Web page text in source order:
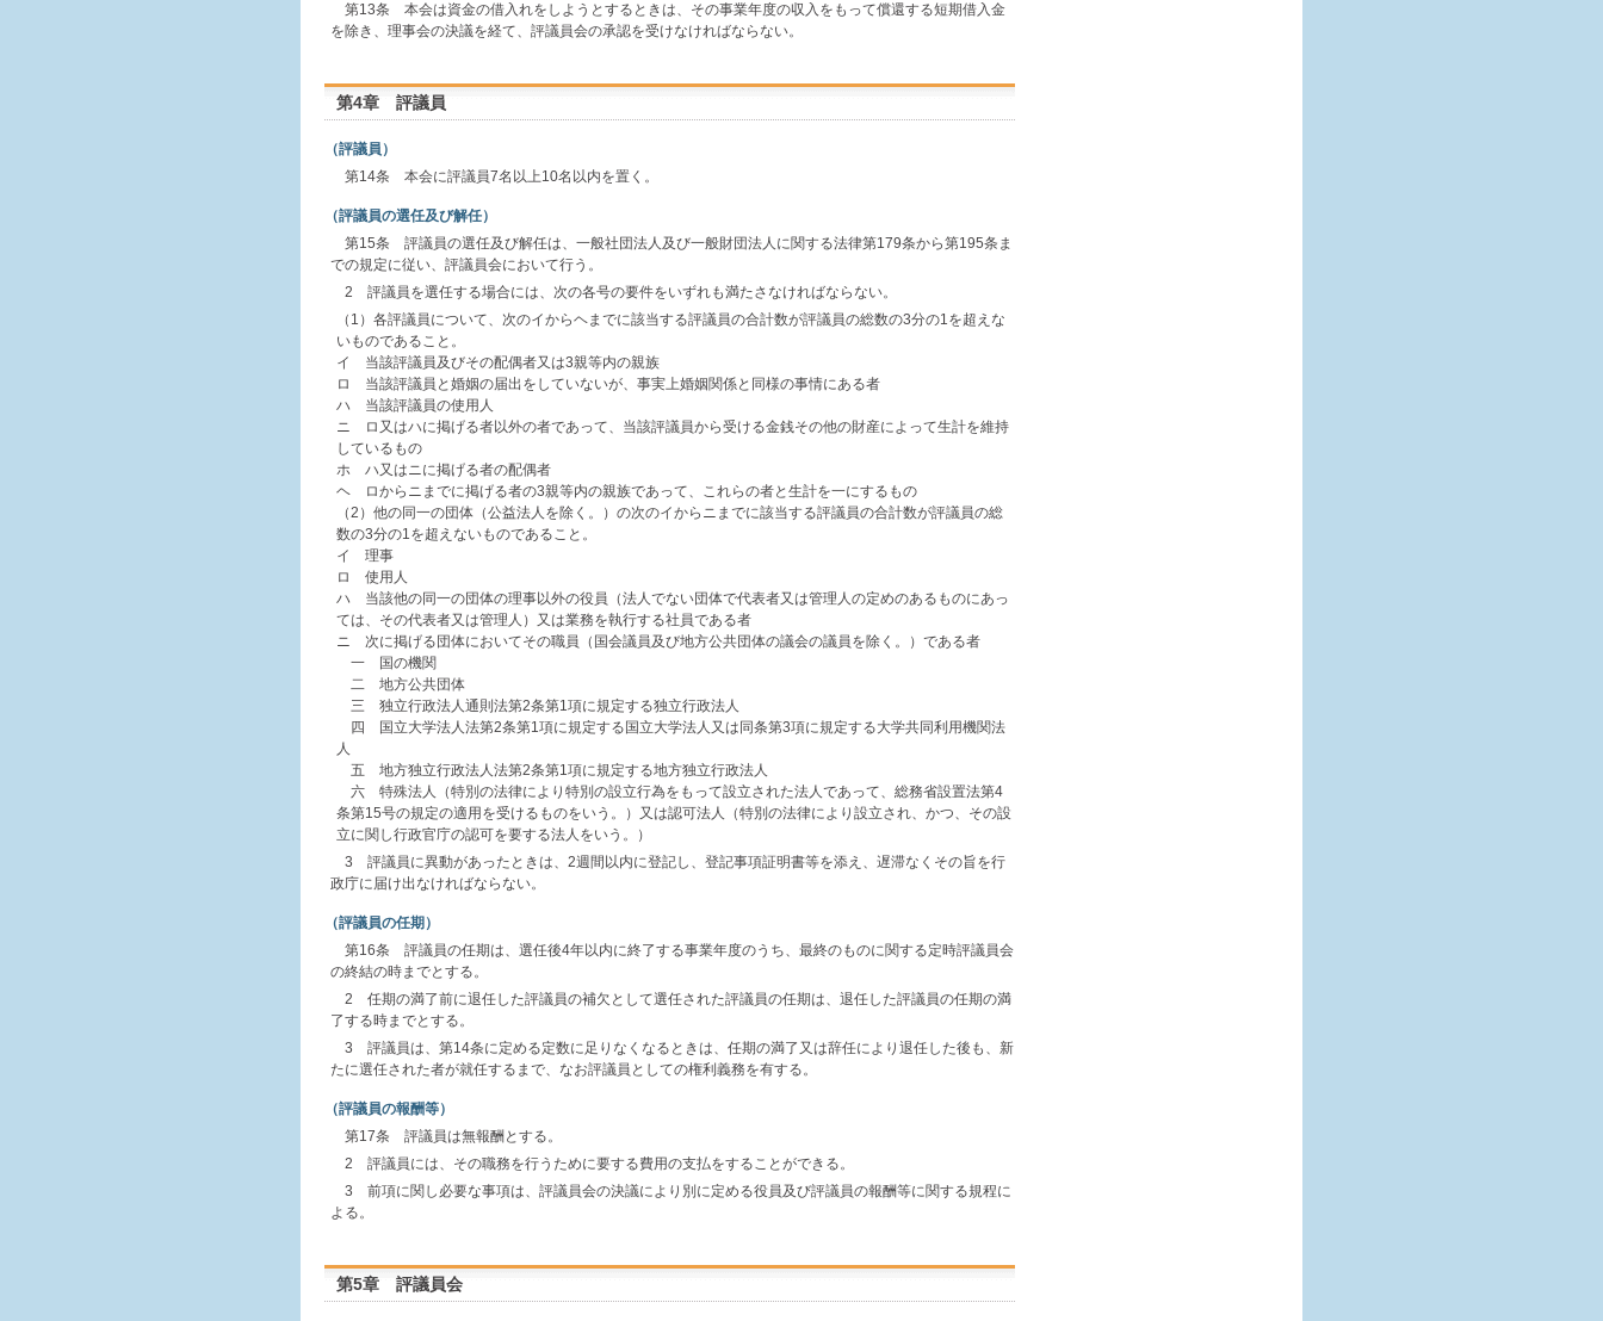
第13条 本会は資金の借入れをしようとするときは、その事業年度の収入をもって償還する短期借入金
を除き、理事会の決議を経て、評議員会の承認を受けなければならない。
第4章 評議員
（評議員）
第14条 本会に評議員7名以上10名以内を置く。
（評議員の選任及び解任）
第15条 評議員の選任及び解任は、一般社団法人及び一般財団法人に関する法律第179条から第195条ま
での規定に従い、評議員会において行う。
2 評議員を選任する場合には、次の各号の要件をいずれも満たさなければならない。
（1）各評議員について、次のイからヘまでに該当する評議員の合計数が評議員の総数の3分の1を超えな
いものであること。
イ 当該評議員及びその配偶者又は3親等内の親族
ロ 当該評議員と婚姻の届出をしていないが、事実上婚姻関係と同様の事情にある者
ハ 当該評議員の使用人
ニ ロ又はハに掲げる者以外の者であって、当該評議員から受ける金銭その他の財産によって生計を維持
しているもの
ホ ハ又はニに掲げる者の配偶者
ヘ ロからニまでに掲げる者の3親等内の親族であって、これらの者と生計を一にするもの
（2）他の同一の団体（公益法人を除く。）の次のイからニまでに該当する評議員の合計数が評議員の総
数の3分の1を超えないものであること。
イ 理事
ロ 使用人
ハ 当該他の同一の団体の理事以外の役員（法人でない団体で代表者又は管理人の定めのあるものにあっ
ては、その代表者又は管理人）又は業務を執行する社員である者
ニ 次に掲げる団体においてその職員（国会議員及び地方公共団体の議会の議員を除く。）である者
一 国の機関
二 地方公共団体
三 独立行政法人通則法第2条第1項に規定する独立行政法人
四 国立大学法人法第2条第1項に規定する国立大学法人又は同条第3項に規定する大学共同利用機関法
人
五 地方独立行政法人法第2条第1項に規定する地方独立行政法人
六 特殊法人（特別の法律により特別の設立行為をもって設立された法人であって、総務省設置法第4
条第15号の規定の適用を受けるものをいう。）又は認可法人（特別の法律により設立され、かつ、その設
立に関し行政官庁の認可を要する法人をいう。）
3 評議員に異動があったときは、2週間以内に登記し、登記事項証明書等を添え、遅滞なくその旨を行
政庁に届け出なければならない。
（評議員の任期）
第16条 評議員の任期は、選任後4年以内に終了する事業年度のうち、最終のものに関する定時評議員会
の終結の時までとする。
2 任期の満了前に退任した評議員の補欠として選任された評議員の任期は、退任した評議員の任期の満
了する時までとする。
3 評議員は、第14条に定める定数に足りなくなるときは、任期の満了又は辞任により退任した後も、新
たに選任された者が就任するまで、なお評議員としての権利義務を有する。
（評議員の報酬等）
第17条 評議員は無報酬とする。
2 評議員には、その職務を行うために要する費用の支払をすることができる。
3 前項に関し必要な事項は、評議員会の決議により別に定める役員及び評議員の報酬等に関する規程に
よる。
第5章 評議員会